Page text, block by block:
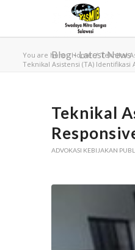
Blog - Latest News
You are here: Home / Teknikal
Teknikal Asistensi (TA) Identifikasi
Teknikal
ADVOKASI KEBIJAKAN